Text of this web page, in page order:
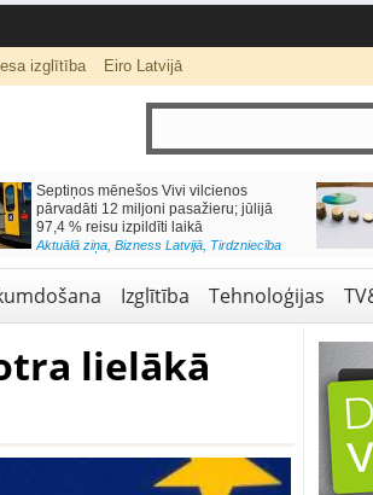
izglītība Eiro Latvijā
Septiņos mēnešos Vivi vilcienos
pārvadāti 12 miljoni pasažieru; jūlijā
97,4 % reisu izpildīti laikā
Aktuālā ziņa, Bizness Latvijā, Tirdzniecība
Izglītība Tehnoloģijas
lielākā